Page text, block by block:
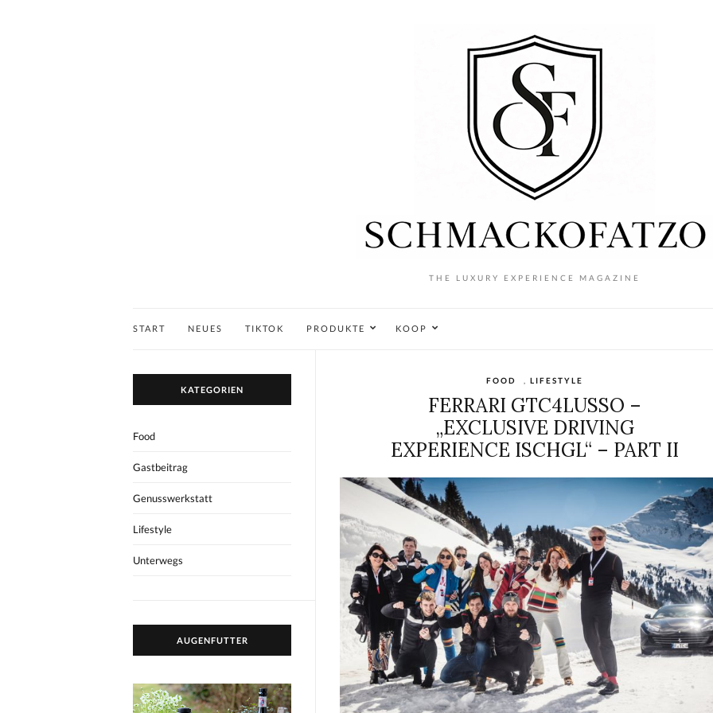
THE LUXURY EXPERIENCE MAGAZINE
START NEUES TIKTOK PRODUKTE KOOP
FOOD LIFESTYLE
FERRARI GTC4LUSSO –
„EXCLUSIVE DRIVING
EXPERIENCE ISCHGL“ – PART II
KATEGORIEN
Food
Gastbeitrag
Genusswerkstatt
Lifestyle
Unterwegs
AUGENFUTTER